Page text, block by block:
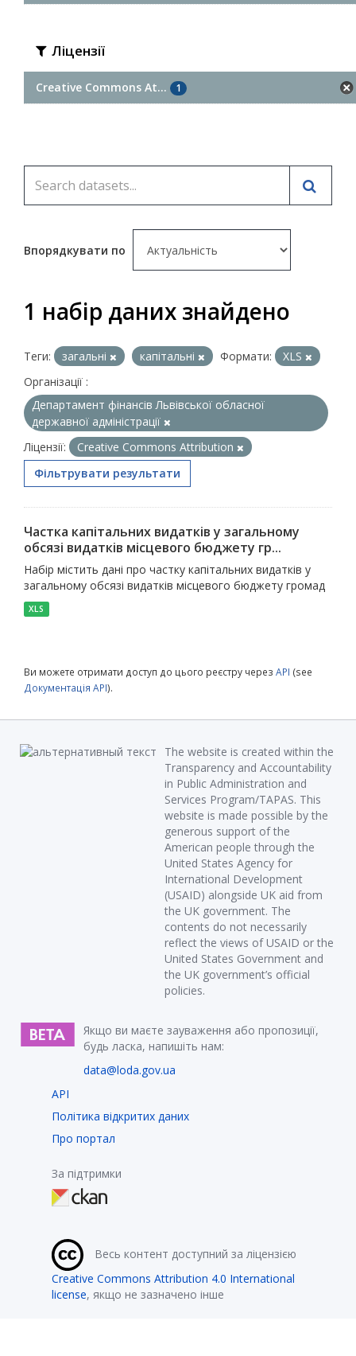
Ліцензії
Creative Commons At... 1
Впорядкувати по
1 набір даних знайдено
Теги: загальні капітальні Формати:
XLS
Організації :
Департамент фінансів Львівської обласної
державної адміністрації
Ліцензії:
Creative Commons Attribution
Фільтрувати результати
Частка капітальних видатків у загальному
обсязі видатків місцевого бюджету гр...
Набір містить дані про частку капітальних видатків у
загальному обсязі видатків місцевого бюджету громад
XLS
Ви можете отримати доступ до цього реєстру через API (see
Документація API).
The website is created within the
Transparency and Accountability
in Public Administration and
Services Program/TAPAS. This
website is made possible by the
generous support of the
American people through the
United States Agency for
International Development
(USAID) alongside UK aid from
the UK government. The
contents do not necessarily
reflect the views of USAID or the
United States Government and
the UK government’s official
policies.
Якщо ви маєте зауваження або пропозиції,
будь ласка, напишіть нам:
data@loda.gov.ua
API
Політика відкритих даних
Про портал
За підтримки
Весь контент доступний за ліцензією
Creative Commons Attribution 4.0 International
license, якщо не зазначено інше